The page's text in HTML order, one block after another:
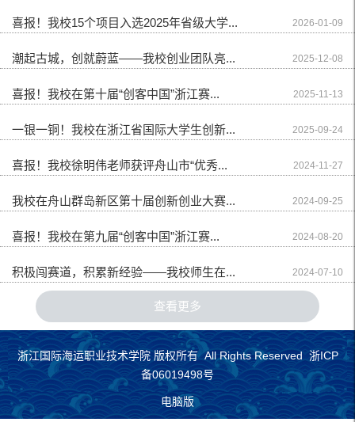
喜报！我校15个项目入选2025年省级大学... 2026-01-09
潮起古城，创就蔚蓝——我校创业团队亮... 2025-12-08
喜报！我校在第十届“创客中国”浙江赛... 2025-11-13
一银一铜！我校在浙江省国际大学生创新... 2025-09-24
喜报！我校徐明伟老师获评舟山市“优秀... 2024-11-27
我校在舟山群岛新区第十届创新创业大赛... 2024-09-25
喜报！我校在第九届“创客中国”浙江赛... 2024-08-20
积极闯赛道，积累新经验——我校师生在... 2024-07-10
查看更多
浙江国际海运职业技术学院 版权所有 All Rights Reserved 浙ICP
备06019498号
电脑版